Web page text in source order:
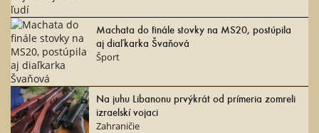
Machata do finále stovky na MS20, postúpila
aj diaľkarka Švaňová
Šport
Na juhu Libanonu prvýkrát od prímeria zomreli
izraelskí vojaci
Zahraničie